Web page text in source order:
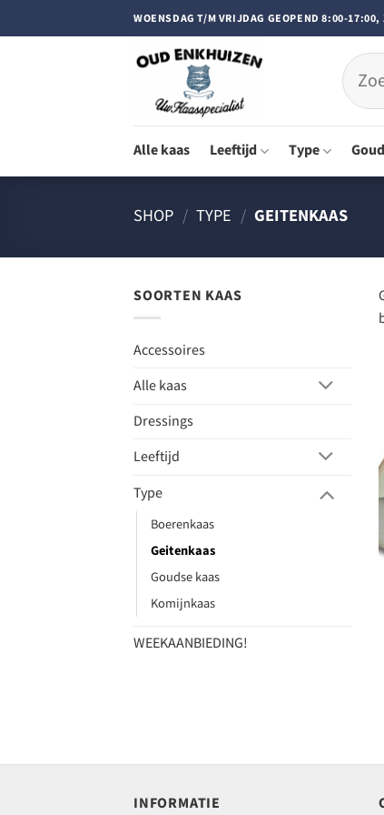
naar
WOENSDAG T/M VRIJDAG GEOPEND 8:00-
Zoeken
naar:
Alle kaas Leeftijd Type
SHOP / TYPE / GEITENKAAS
SOORTEN KAAS
Accessoires
Alle kaas
Dressings
Leeftijd
Type
Boerenkaas
Geitenkaas
Goudse kaas
Komijnkaas
WEEKAANBIEDING!
INFORMATIE